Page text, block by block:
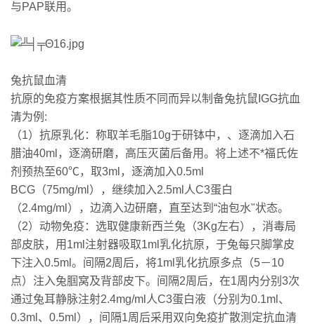
与PAP联用。
兔抗鼠血清
抗原的免疫方案根据其性质不同而异以制备兔抗鼠IGG抗血
清为例:
（1）抗原乳化：称取羊毛脂10g于研钵中，、逐滴加入石
腊油40ml，逐滴研磨，高压灭菌后备用。将上述不*福氏佐
剂预热至60℃，取3ml，逐滴加入0.5ml
BCG（75mg/ml），继续加入2.5ml人C3蛋白
（2.4mg/ml），边滴入边研磨，直至达到“油包水"状态。
（2）动物免疫：选取健康新西兰兔（3Kg左右），消毒局
部皮肤，用1ml注射器吸取1ml乳化抗原，于兔每只脚掌皮
下注入0.5ml。间隔2周后，将1ml乳化抗原多点（5－10
点）注入兔腘窝及背部皮下。间隔2周后，在1周内分别3次
通过兔耳静脉注射2.4mg/ml人C3蛋白液（分别为0.1ml、
0.3ml、0.5ml），间隔1周后采用双向免疫扩散测定抗血清